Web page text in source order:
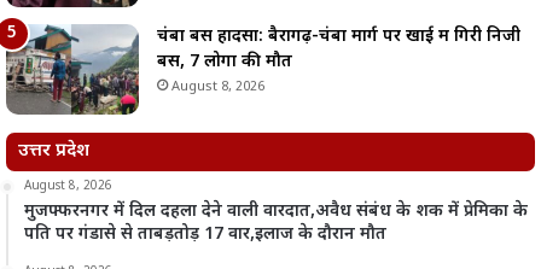
चंबा बस हादसा: बैरागढ़-चंबा मार्ग पर खाई में गिरी निजी
बस, 7 लोगों की मौत
August 8, 2026
उत्तर प्रदेश
August 8, 2026
मुजफ्फरनगर में दिल दहला देने वाली वारदात,अवैध संबंध के शक में प्रेमिका के
पति पर गंडासे से ताबड़तोड़ 17 वार,इलाज के दौरान मौत